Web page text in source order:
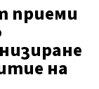
приеми
на